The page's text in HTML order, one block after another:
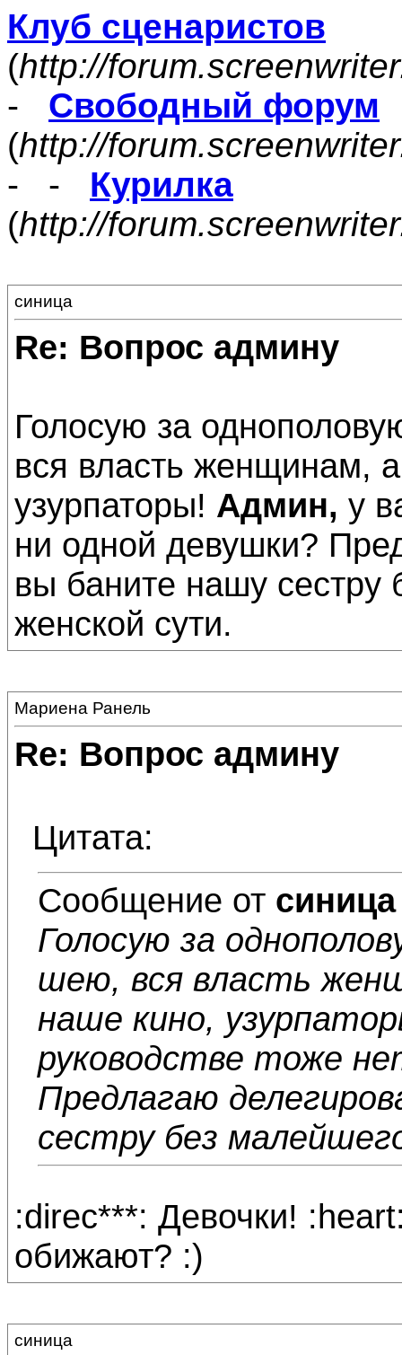
Клуб сценаристов
(http://
- Свободный форум
(http://
- - Курилка
(http://
синица
Re: Вопрос админу
Голосую за
вся власть женщинам,
узурпаторы! Админ, у
ни одной девушки?
вы баните нашу сестру
женской сути.
Мариена Ранель
Re: Вопрос админу
Цитата:
Сообщение от синица
Голосую за
шею, вся власть
наше кино,
руководстве тоже
Предлагаю
сестру без
:direc***: Девочки!
обижают? :)
синица